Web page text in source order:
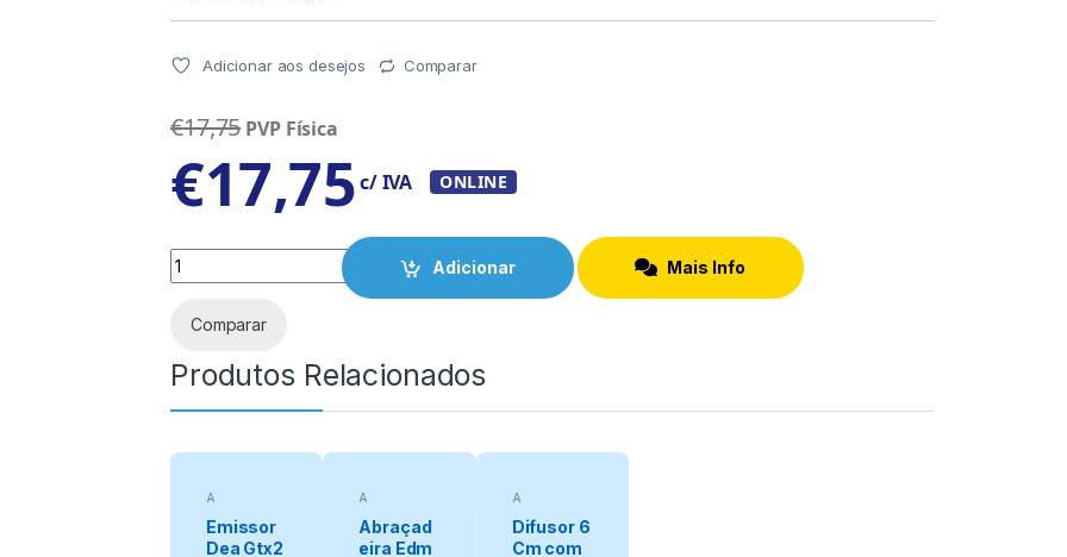
Adicionar aos desejos Comparar
€17,75 PVP Física
€17,75c/ IVA ONLINE
Quantity
Adicionar Mais Info
Comparar
Produtos Relacionados
A
categorizar
Emissor
Dea Gtx2
A
categorizar
Abraçad
eira Edm
A
categorizar
Difusor 6
Cm com